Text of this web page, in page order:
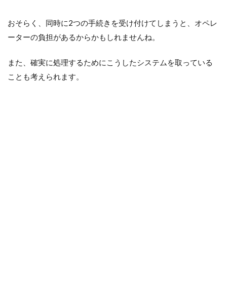
おそらく、同時に2つの手続きを受け付けてしまうと、オペレ
ーターの負担があるからかもしれませんね。
また、確実に処理するためにこうしたシステムを取っている
ことも考えられます。